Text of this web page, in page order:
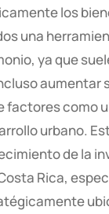
los
una
ya que
aumentar
factores como
urbano.
de la
Rica,